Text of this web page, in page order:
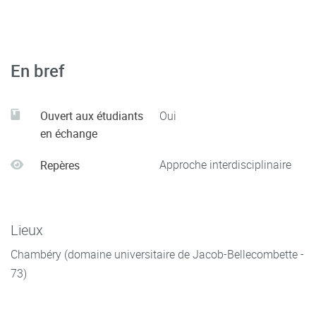
En bref
Ouvert aux étudiants
en échange
Oui
Repères Approche interdisciplinaire
Lieux
Chambéry (domaine universitaire de Jacob-Bellecombette -
73)